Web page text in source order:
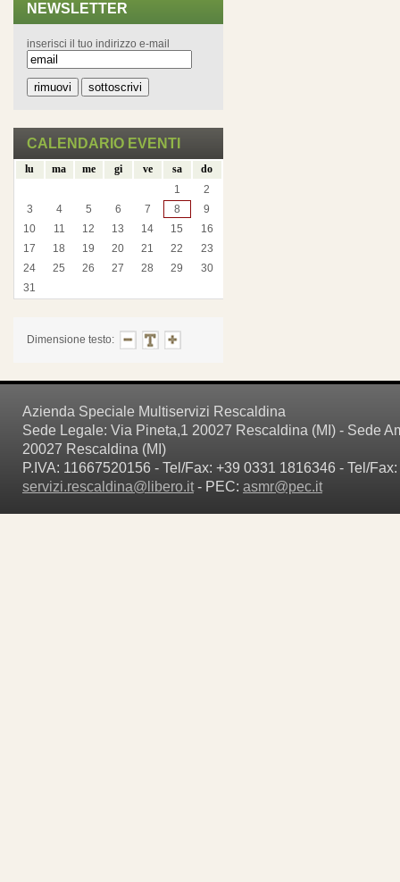
NEWSLETTER
inserisci il tuo indirizzo e-mail
CALENDARIO EVENTI
lu ma me gi ve sa
do
1
2
3
4 5 6 7 8
9
10
11 12 13 14 15
16
17
18 19 20 21 22
23
24
25 26 27 28 29
30
31
Dimensione testo:
Azienda Speciale Multiservizi Rescaldina
Sede Legale: Via Pineta,1 20027 Rescaldina (MI) - Sede
20027 Rescaldina (MI)
P.IVA: 11667520156 - Tel/Fax: +39 0331 1816346 - Tel/
servizi.rescaldina@libero.it- PEC: asmr@pec.it